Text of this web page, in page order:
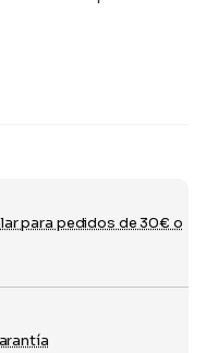
para pedidos de 30€ o